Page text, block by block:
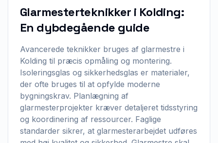
Glarmesterteknikker i Kolding:
En dybdegående guide
Avancerede teknikker bruges af glarmestre i
Kolding til præcis opmåling og montering.
Isoleringsglas og sikkerhedsglas er materialer,
der ofte bruges til at opfylde moderne
bygningskrav. Planlægning af
glarmesterprojekter kræver detaljeret tidsstyring
og koordinering af ressourcer. Faglige
standarder sikrer, at glarmesterarbejdet udføres